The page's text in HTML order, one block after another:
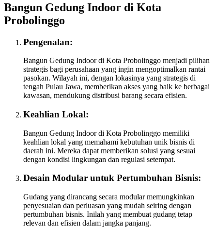
Bangun Gedung Indoor di Kota
Probolinggo
Pengenalan:
Bangun Gedung Indoor di Kota Probolinggo menjadi pilihan
strategis bagi perusahaan yang ingin mengoptimalkan rantai
pasokan. Wilayah ini, dengan lokasinya yang strategis di
tengah Pulau Jawa, memberikan akses yang baik ke berbagai
kawasan, mendukung distribusi barang secara efisien.
Keahlian Lokal:
Bangun Gedung Indoor di Kota Probolinggo memiliki
keahlian lokal yang memahami kebutuhan unik bisnis di
daerah ini. Mereka dapat memberikan solusi yang sesuai
dengan kondisi lingkungan dan regulasi setempat.
Desain Modular untuk Pertumbuhan Bisnis:
Gudang yang dirancang secara modular memungkinkan
penyesuaian dan perluasan yang mudah seiring dengan
pertumbuhan bisnis. Inilah yang membuat gudang tetap
relevan dan efisien dalam jangka panjang.